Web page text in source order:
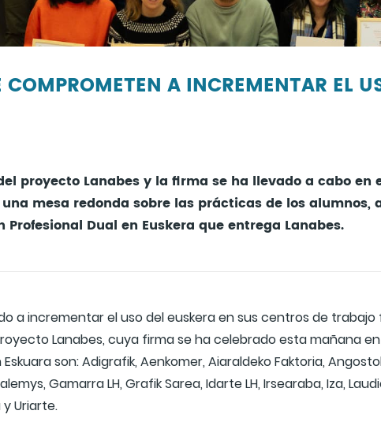
A INCREMENTAR EL
proyecto Lanabes y la firma se ha llevado a cabo en
mesa redonda sobre las prácticas de los alumnos,
Dual en Euskera que entrega Lanabes.
a incrementar el uso del euskera en sus centros de
Lanabes, cuya firma se ha celebrado esta mañana en
son: Adigrafik, Aenkomer, Aiaraldeko Faktoria,
Gamarra LH, Grafik Sarea, Idarte LH, Irsearaba, Iza,
Uriarte.